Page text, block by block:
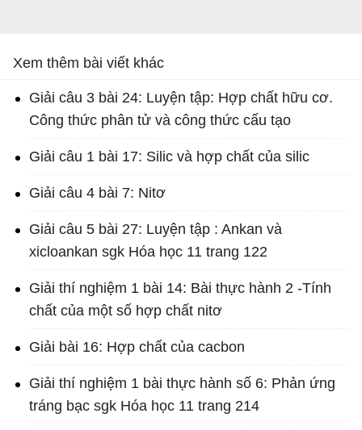
Xem thêm bài viết khác
Giải câu 3 bài 24: Luyện tập: Hợp chất hữu cơ.
Công thức phân tử và công thức cấu tạo
Giải câu 1 bài 17: Silic và hợp chất của silic
Giải câu 4 bài 7: Nitơ
Giải câu 5 bài 27: Luyện tập : Ankan và
xicloankan sgk Hóa học 11 trang 122
Giải thí nghiệm 1 bài 14: Bài thực hành 2 -Tính
chất của một số hợp chất nitơ
Giải bài 16: Hợp chất của cacbon
Giải thí nghiệm 1 bài thực hành số 6: Phản ứng
tráng bạc sgk Hóa học 11 trang 214